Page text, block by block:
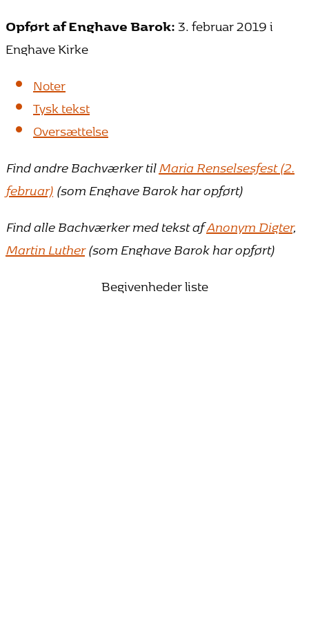
Opført af Enghave Barok:3. februar 2019 i
Enghave Kirke
Noter
Tysk tekst
Oversættelse
Find andre Bachværker tilMaria Renselsesfest (2.
februar)(som Enghave Barok har opført)
Find alle Bachværker med tekst afAnonym Digter,
Martin Luther(som Enghave Barok har opført)
Begivenheder liste